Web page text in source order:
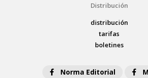
Distribución
distribución
tarifas
boletines
Norma Editorial